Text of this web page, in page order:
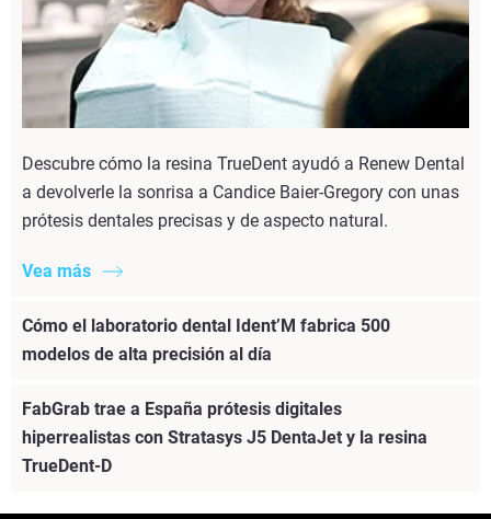
Descubre cómo la resina TrueDent ayudó a Renew Dental
a devolverle la sonrisa a Candice Baier-Gregory con unas
prótesis dentales precisas y de aspecto natural.
Vea más
Cómo el laboratorio dental Ident’M fabrica 500
modelos de alta precisión al día
FabGrab trae a España prótesis digitales
hiperrealistas con Stratasys J5 DentaJet y la resina
TrueDent-D